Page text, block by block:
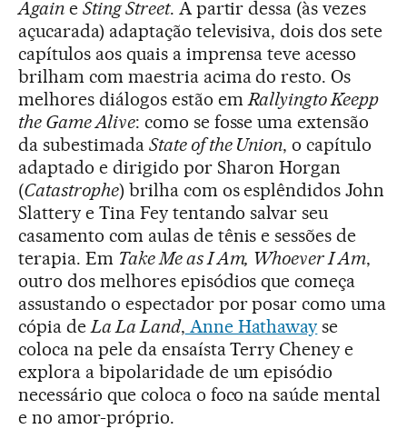
Againe Sting Street. A partir dessa (às vezes
açucarada) adaptação televisiva, dois dos sete
capítulos aos quais a imprensa teve acesso
brilham com maestria acima do resto. Os
melhores diálogos estão em Rallyingto Keepp
the Game Alive: como se fosse uma extensão
da subestimada State of the Union, o capítulo
adaptado e dirigido por Sharon Horgan
(Catastrophe) brilha com os esplêndidos John
Slattery e Tina Fey tentando salvar seu
casamento com aulas de tênis e sessões de
terapia. Em Take Me as I Am, Whoever I Am,
outro dos melhores episódios que começa
assustando o espectador por posar como uma
cópia de La La Land, Anne Hathaway se
coloca na pele da ensaísta Terry Cheney e
explora a bipolaridade de um episódio
necessário que coloca o foco na saúde mental
e no amor-próprio.